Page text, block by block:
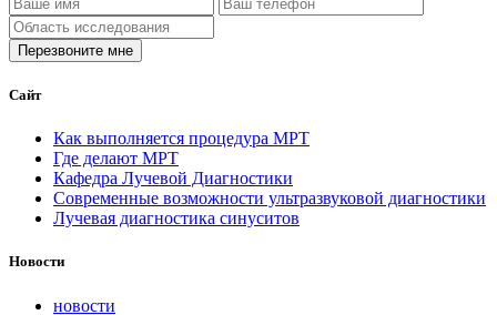
Сайт
Как выполняется процедура МРТ
Где делают МРТ
Кафедра Лучевой Диагностики
Современные возможности ультразвуковой диагностики
Лучевая диагностика синуситов
Новости
новости